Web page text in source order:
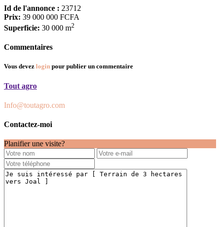
Id de l'annonce : 23712
Prix: 39 000 000 FCFA
Superficie: 30 000 m2
Commentaires
Vous devez login pour publier un commentaire
Tout agro
Info@toutagro.com
Contactez-moi
Planifier une visite?